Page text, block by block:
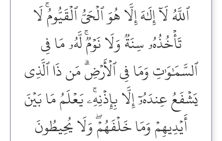
ٱللَّهُ لَآ إِلَٰهَ إِلَّا هُوَ ٱلۡحَيُّ ٱلۡقَيُّومُۚ لَا
تَأۡخُذُهُۥ سِنَةٞ وَلَا نَوۡمٞۚ لَّهُۥ مَا فِي
ٱلسَّمَٰوَٰتِ وَمَا فِي ٱلۡأَرۡضِۗ مَن ذَا ٱلَّذِي
يَشۡفَعُ عِندَهُۥٓ إِلَّا بِإِذۡنِهِۦۚ يَعۡلَمُ مَا بَيۡنَ
أَيۡدِيهِمۡ وَمَا خَلۡفَهُمۡۖ وَلَا يُحِيطُونَ